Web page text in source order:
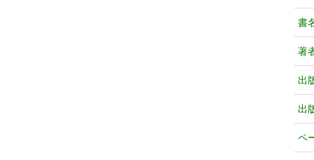
書
著
出
出
ペ